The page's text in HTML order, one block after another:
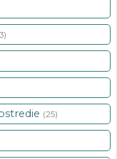
(25)